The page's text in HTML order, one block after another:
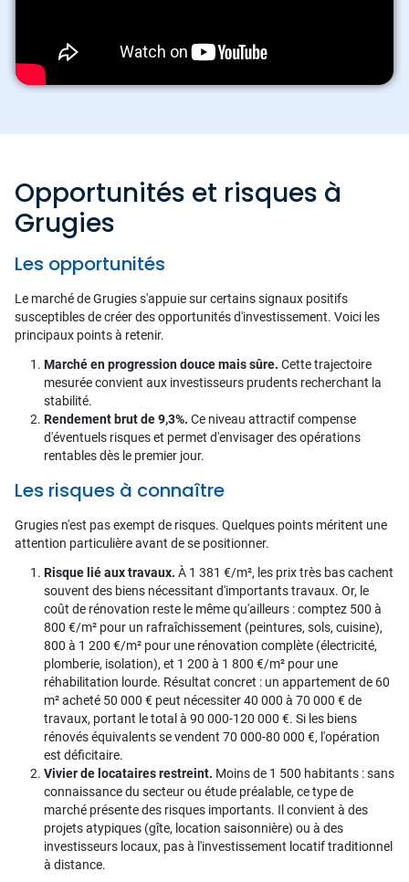
Opportunités et risques à
Grugies
Les opportunités
Le marché de Grugies s'appuie sur certains signaux positifs
susceptibles de créer des opportunités d'investissement. Voici les
principaux points à retenir.
Marché en progression douce mais sûre. Cette trajectoire
mesurée convient aux investisseurs prudents recherchant la
stabilité.
Rendement brut de 9,3%. Ce niveau attractif compense
d'éventuels risques et permet d'envisager des opérations
rentables dès le premier jour.
Les risques à connaître
Grugies n'est pas exempt de risques. Quelques points méritent une
attention particulière avant de se positionner.
Risque lié aux travaux. À 1 381 €/m², les prix très bas cachent
souvent des biens nécessitant d'importants travaux. Or, le
coût de rénovation reste le même qu'ailleurs : comptez 500 à
800 €/m² pour un rafraîchissement (peintures, sols, cuisine),
800 à 1 200 €/m² pour une rénovation complète (électricité,
plomberie, isolation), et 1 200 à 1 800 €/m² pour une
réhabilitation lourde. Résultat concret : un appartement de 60
m² acheté 50 000 € peut nécessiter 40 000 à 70 000 € de
travaux, portant le total à 90 000-120 000 €. Si les biens
rénovés équivalents se vendent 70 000-80 000 €, l'opération
est déficitaire.
Vivier de locataires restreint. Moins de 1 500 habitants : sans
connaissance du secteur ou étude préalable, ce type de
marché présente des risques importants. Il convient à des
projets atypiques (gîte, location saisonnière) ou à des
investisseurs locaux, pas à l'investissement locatif traditionnel
à distance.